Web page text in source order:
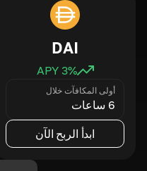
DAI
3% APY
أولى المكافآت خلال
6 ساعات
ابدأ الربح الآن